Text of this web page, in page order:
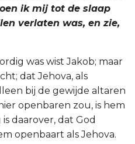
ik mij tot de slaap
verlaten was, en zie,
was wist Jakob; maar
dat Jehova, als
bij de gewijde altaren
openbaren zou, is hem
daarover, dat God
openbaart als Jehova.